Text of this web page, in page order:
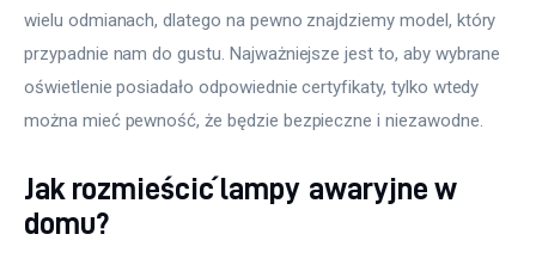
wielu odmianach, dlatego na pewno znajdziemy model, który
przypadnie nam do gustu. Najważniejsze jest to, aby wybrane
oświetlenie posiadało odpowiednie certyfikaty, tylko wtedy
można mieć pewność, że będzie bezpieczne i niezawodne.
Jak rozmieścić lampy awaryjne w
domu?